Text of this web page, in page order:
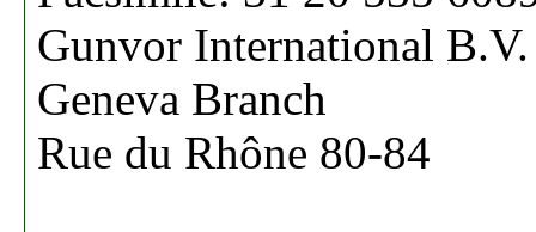
Gunvor International B.V.
Geneva Branch
Rue du Rhône 80-84